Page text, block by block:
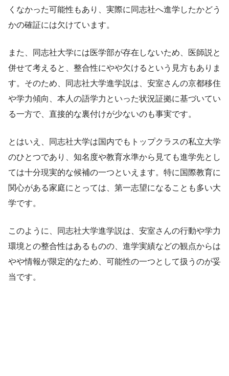
くなかった可能性もあり、実際に同志社へ進学したかどう
かの確証には欠けています。
また、同志社大学には医学部が存在しないため、医師説と
併せて考えると、整合性にやや欠けるという見方もありま
す。そのため、同志社大学進学説は、安室さんの京都移住
や学力傾向、本人の語学力といった状況証拠に基づいてい
る一方で、直接的な裏付けが少ないのも事実です。
とはいえ、同志社大学は国内でもトップクラスの私立大学
のひとつであり、知名度や教育水準から見ても進学先とし
ては十分現実的な候補の一つといえます。特に国際教育に
関心がある家庭にとっては、第一志望になることも多い大
学です。
このように、同志社大学進学説は、安室さんの行動や学力
環境との整合性はあるものの、進学実績などの観点からは
やや情報が限定的なため、可能性の一つとして扱うのが妥
当です。